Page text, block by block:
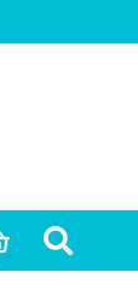
Kargo,